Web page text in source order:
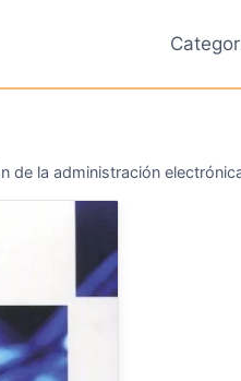
de la administración